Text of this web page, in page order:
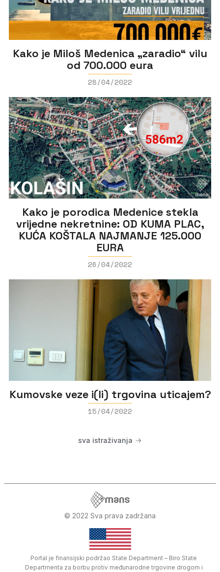
Kako je Miloš Medenica „zaradio“ vilu
od 700.000 eura
28/04/2022
Kako je porodica Medenice stekla
vrijedne nekretnine: OD KUMA PLAC,
KUĆA KOŠTALA NAJMANJE 125.000
EURA
26/04/2022
Kumovske veze i(li) trgovina uticajem?
15/04/2022
sva istraživanja
© 2022 Sva prava zadržana
Portal je finansijski podržao State Department – Biro State
Departmenta za borbu protiv međunarodne trgovine drogom i